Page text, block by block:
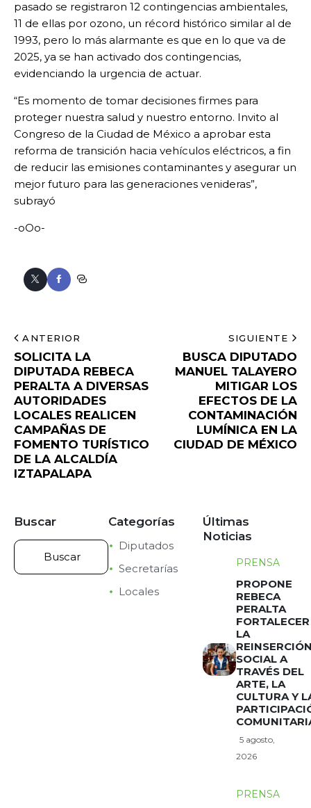
pasado se registraron 12 contingencias ambientales,
11 de ellas por ozono, un récord histórico similar al de
1993, pero lo más alarmante es que en lo que va de
2025, ya se han activado dos contingencias,
evidenciando la urgencia de actuar.
“Es momento de tomar decisiones firmes para
proteger nuestra salud y nuestro entorno. Invito al
Congreso de la Ciudad de México a aprobar esta
reforma de transición hacia vehículos eléctricos, a fin
de reducir las emisiones contaminantes y asegurar un
mejor futuro para las generaciones venideras”,
subrayó
-oOo-
ANTERIOR
SOLICITA LA
DIPUTADA REBECA
PERALTA A DIVERSAS
AUTORIDADES
LOCALES REALICEN
CAMPAÑAS DE
FOMENTO TURÍSTICO
DE LA ALCALDÍA
IZTAPALAPA
SIGUIENTE
BUSCA DIPUTADO
MANUEL TALAYERO
MITIGAR LOS
EFECTOS DE LA
CONTAMINACIÓN
LUMÍNICA EN LA
CIUDAD DE MÉXICO
Buscar Categorías
Diputados
Secretarías
Locales
Últimas
Noticias
PRENSA
PROPONE
REBECA
PERALTA
FORTALECER
LA
SOCIAL A
TRAVÉS DEL
ARTE, LA
CULTURA Y
5 agosto,
2026
PRENSA